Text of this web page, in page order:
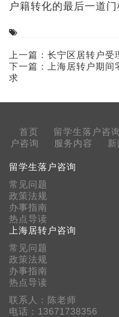
户籍转化的最后一道门
上一篇： 长宁区居转户受
下一篇：
上海居转户期
求
首页 留学生落户咨询
户咨询
服务内容
留学生落户咨询
常见问题
政策法规
办事指南
热点导读
上海居转户咨询
常见问题
政策法规
办事指南
热点导读
联系人：陈老师
电话：13671738356